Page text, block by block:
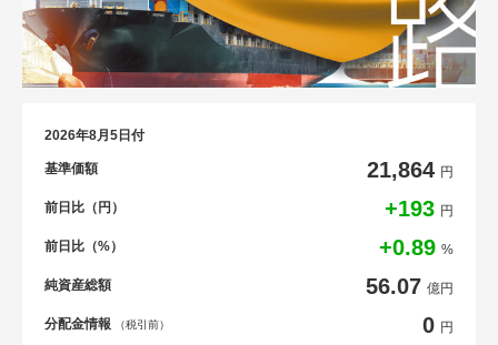
2026年8月5日付
基準価額 21,864 円
前日比（円） +193 円
前日比（%） +0.89 %
純資産総額 56.07 億円
分配金情報 （税引前） 0 円